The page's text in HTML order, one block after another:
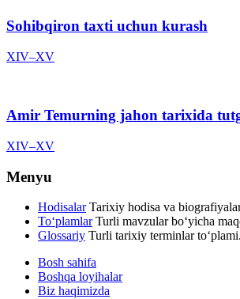
Sohibqiron taxti uchun kurash
XIV–XV
Amir Temurning jahon tarixida
XIV–XV
Menyu
Hodisalar Tarixiy hodisa va
To‘plamlar Turli mavzular bo‘yicha
Glossariy Turli tarixiy terminlar to‘plami.
Bosh sahifa
Boshqa loyihalar
Biz haqimizda